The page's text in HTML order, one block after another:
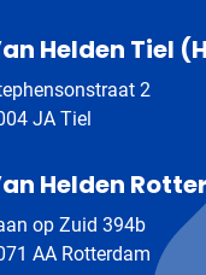
Helden Tiel
2
JA Tiel
Helden
op Zuid 394b
AA Rotterdam